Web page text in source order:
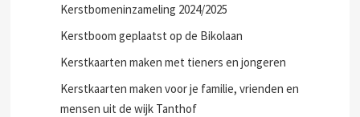
Kerstbomeninzameling 2024/2025
Kerstboom geplaatst op de Bikolaan
Kerstkaarten maken met tieners en jongeren
Kerstkaarten maken voor je familie, vrienden en
mensen uit de wijk Tanthof